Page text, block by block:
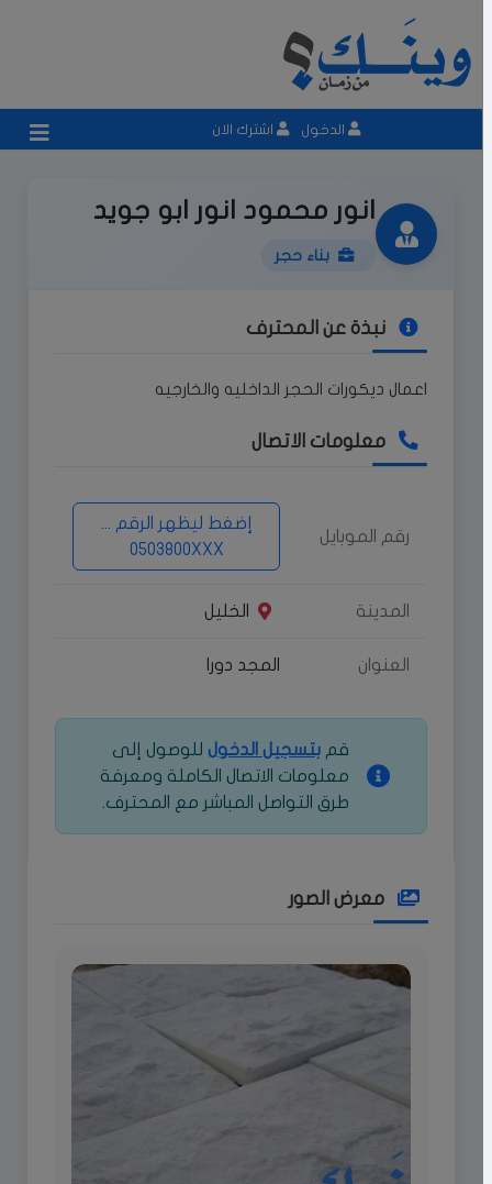
الدخول اشترك الان
انور محمود انور ابو جويد
بناء حجر
نبذة عن المحترف
اعمال ديكورات الحجر الداخليه والخارجيه
معلومات الاتصال
رقم الموبايل
إضغط ليظهر الرقم ...
0503800XXX
المدينة الخليل
العنوان المجد دورا
قمبتسجيل الدخول للوصول إلى
معلومات الاتصال الكاملة ومعرفة
طرق التواصل المباشر مع المحترف.
معرض الصور